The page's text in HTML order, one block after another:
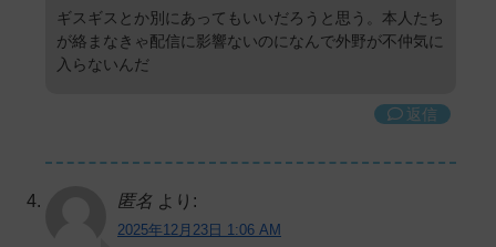
ギスギスとか別にあってもいいだろうと思う。本人たち
が絡まなきゃ配信に影響ないのになんで外野が不仲気に
入らないんだ
返信
匿名 より:
2025年12月23日 1:06 AM